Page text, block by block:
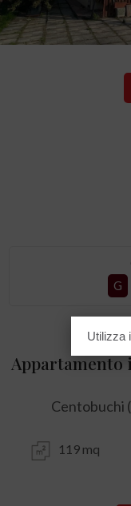
G
Appartamento
Centobuchi
119 mq
Utilizza